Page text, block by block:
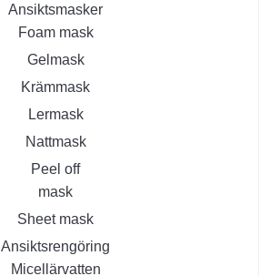
Ansiktsmasker
Foam mask
Gelmask
Krämmask
Lermask
Nattmask
Peel off
mask
Sheet mask
Ansiktsrengöring
Micellärvatten